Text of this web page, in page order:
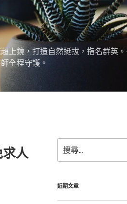
上鏡，打造自然挺拔，指名群英
全程守護。
人
尋
關
字:
近期文章